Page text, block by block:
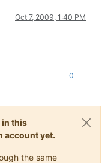
Oct 7, 2009, 1:40 PM
0
in this
account yet.
the same